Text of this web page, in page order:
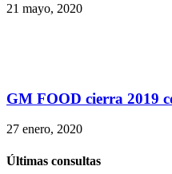
21 mayo, 2020
GM FOOD cierra 2019
27 enero, 2020
Últimas consultas